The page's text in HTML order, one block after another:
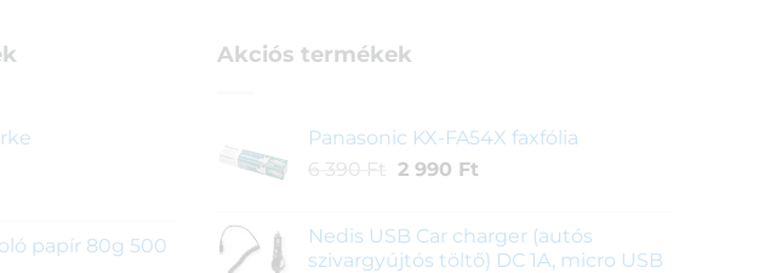
papír 80g 500
Akciós termékek
Panasonic KX-FA54X faxfólia
6 390 Ft Original
6
2 990 FtCurrent
2
Nedis USB Car charger (autós
szivargyújtós töltő) DC 1A, micro USB